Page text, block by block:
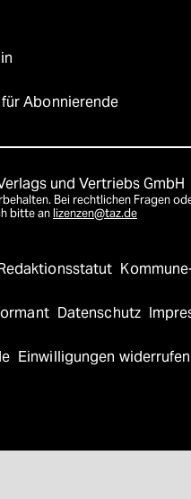
Abonnierende
und Vertriebs GmbH
Bei rechtlichen Fragen
bitte an lizenzen@taz.de
Datenschutz
Einwilligungen